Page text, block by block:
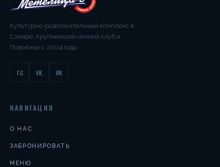
Культурно-развлекательный комплекс в
Самаре. Крупнейший ночной клуб в
Поволжье с 2004 года.
TG VK ЯК
НАВИГАЦИЯ
О НАС
ЗАБРОНИРОВАТЬ
МЕНЮ